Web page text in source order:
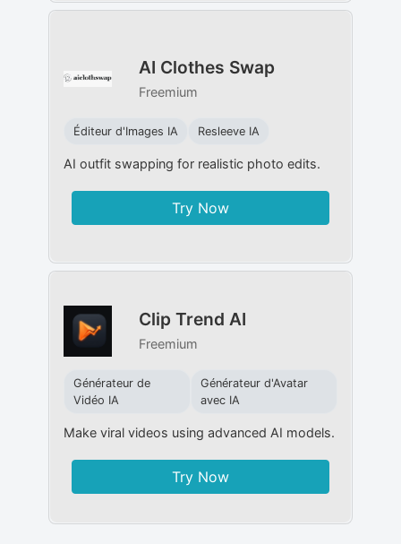
AI Clothes Swap
Freemium
Éditeur d'Images IA Resleeve IA
AI outfit swapping for realistic photo edits.
Try Now
Clip Trend AI
Freemium
Générateur de
Vidéo IA
Générateur d'Avatar
avec IA
Make viral videos using advanced AI models.
Try Now